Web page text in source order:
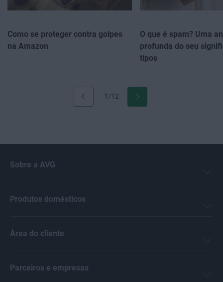
1/12
Como se proteger contra golpes
na Amazon
O que é spam? Uma
profunda do seu
tipos
Sobre a AVG
Produtos domésticos
Área do cliente
Parceiros e empresas